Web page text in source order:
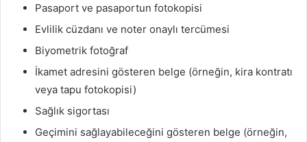
Pasaport ve pasaportun fotokopisi
Evlilik cüzdanı ve noter onaylı tercümesi
Biyometrik fotoğraf
İkamet adresini gösteren belge (örneğin, kira kontratı
veya tapu fotokopisi)
Sağlık sigortası
Geçimini sağlayabileceğini gösteren belge (örneğin,